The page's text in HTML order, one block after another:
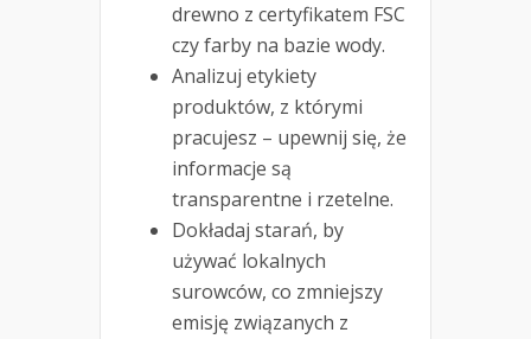
drewno z certyfikatem FSC
czy farby na bazie wody.
Analizuj etykiety
produktów, z którymi
pracujesz – upewnij się, że
informacje są
transparentne i rzetelne.
Dokładaj starań, by
używać lokalnych
surowców, co zmniejszy
emisję związanych z